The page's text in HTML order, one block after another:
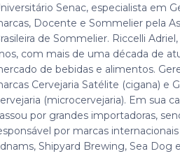
Senac, especialista em
Docente e Sommelier pela
de Sommelier. Riccelli
com mais de uma década de
de bebidas e alimentos.
Cervejaria Satélite (cigana) e
(microcervejaria). Em sua
por grandes importadoras,
por marcas
Shipyard Brewing, Sea Dog e